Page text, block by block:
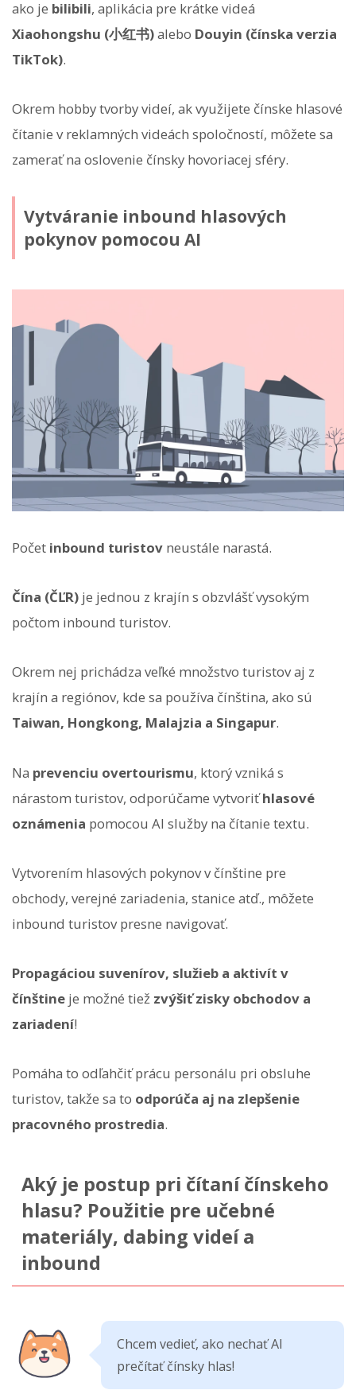
ako je bilibili, aplikácia pre krátke videá
Xiaohongshu (小红书)alebo Douyin (čínska verzia
TikTok).
Okrem hobby tvorby videí, ak využijete čínske hlasové
čítanie v reklamných videách spoločností, môžete sa
zamerať na oslovenie čínsky hovoriacej sféry.
Vytváranie inbound hlasových
pokynov pomocou AI
Počet inbound turistov neustále narastá.
Čína (ČĽR) je jednou z krajín s obzvlášť vysokým
počtom inbound turistov.
Okrem nej prichádza veľké množstvo turistov aj z
krajín a regiónov, kde sa používa čínština, ako sú
Taiwan, Hongkong, Malajzia a Singapur.
Na prevenciu overtourismu, ktorý vzniká s
nárastom turistov, odporúčame vytvoriťhlasové
oznámenia pomocou AI služby na čítanie textu.
Vytvorením hlasových pokynov v čínštine pre
obchody, verejné zariadenia, stanice atď., môžete
inbound turistov presne navigovať.
Propagáciou suvenírov, služieb a aktivít v
čínštine je možné tiež zvýšiť zisky obchodov a
zariadení!
Pomáha to odľahčiť prácu personálu pri obsluhe
turistov, takže sa to odporúča aj na zlepšenie
pracovného prostredia.
Aký je postup pri čítaní čínskeho
hlasu? Použitie pre učebné
materiály, dabing videí a
inbound
Chcem vedieť, ako nechať AI
prečítať čínsky hlas!